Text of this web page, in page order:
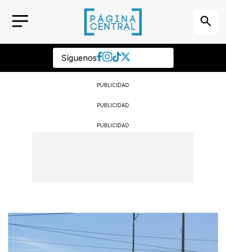
Síguenos
PUBLICIDAD
PUBLICIDAD
PUBLICIDAD